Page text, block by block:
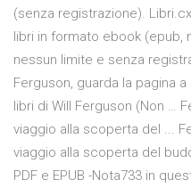
(senza registrazione).
libri in formato ebook (epub,
nessun limite e senza
Ferguson, guarda la pagina
libri di Will Ferguson (Non …
viaggio alla scoperta del ...
viaggio alla scoperta del
PDF e EPUB -Nota733 in